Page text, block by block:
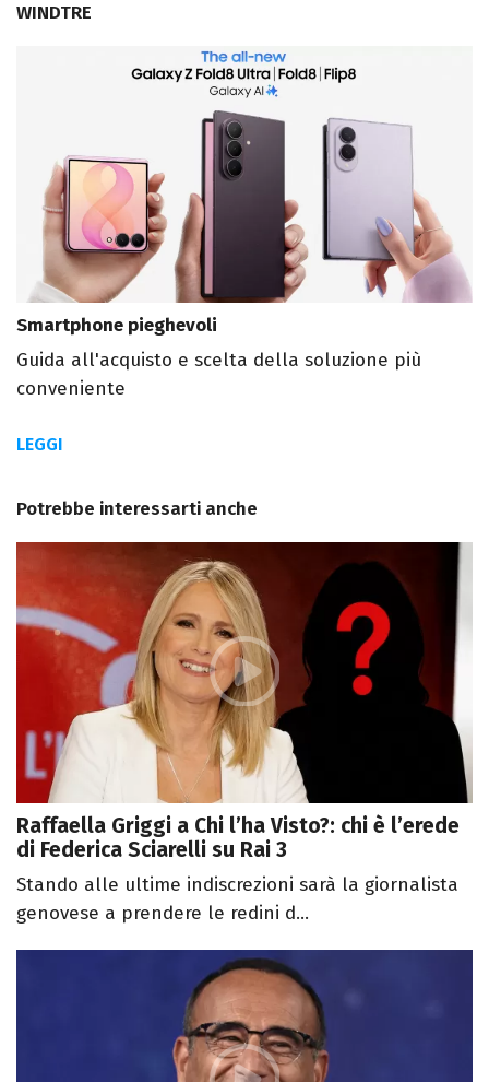
WINDTRE
Smartphone pieghevoli
Guida all'acquisto e scelta della soluzione più
conveniente
LEGGI
Potrebbe interessarti anche
Raffaella Griggi a Chi l’ha Visto?: chi è l’erede
di Federica Sciarelli su Rai 3
Stando alle ultime indiscrezioni sarà la giornalista
genovese a prendere le redini d...